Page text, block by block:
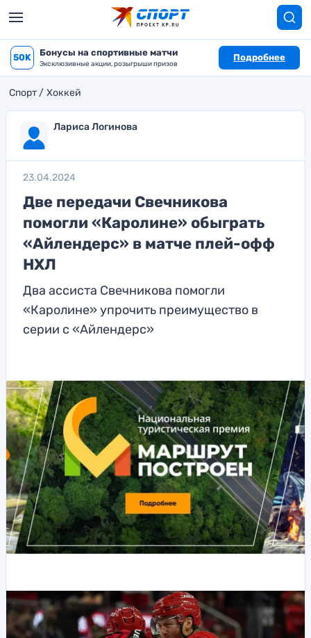
50K Бонусы на спортивные матчи
Эксклюзивные акции, розыгрыши призов
Подробнее
Спорт Хоккей
Лариса Логинова
23.04.2024
Две передачи Свечникова
помогли «Каролине» обыграть
«Айлендерс» в матче плей-офф
НХЛ
Два ассиста Свечникова помогли
«Каролине» упрочить преимущество в
серии с «Айлендерс»